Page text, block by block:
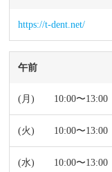
https://t-dent.net/
午前
10:00〜13:00
10:00〜13:00
10:00〜13:00